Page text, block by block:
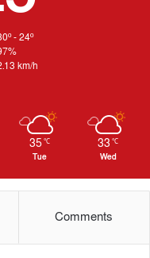
- 24º
km/h
35℃
Tue
33 ℃
Wed
Comments